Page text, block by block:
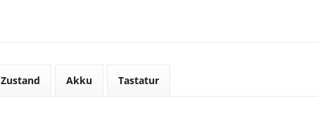
Zustand Akku Tastatur